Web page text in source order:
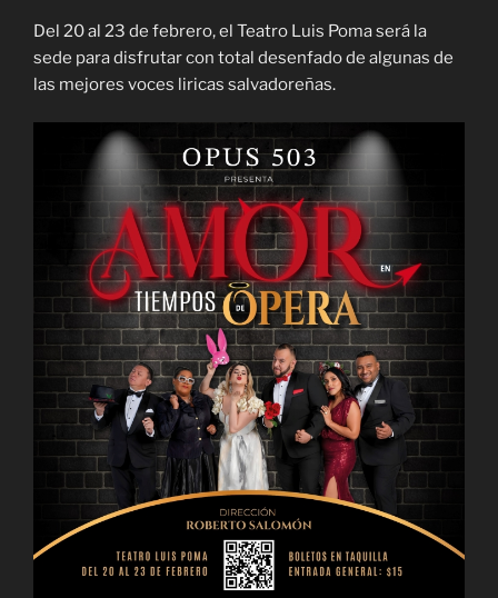
Del 20 al 23 de febrero, el Teatro Luis Poma será la
sede para disfrutar con total desenfado de algunas de
las mejores voces liricas salvadoreñas.